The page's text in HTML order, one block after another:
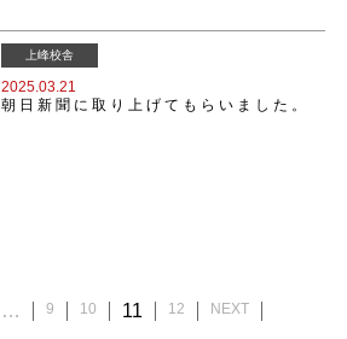
上峰校舎
2025.03.21
朝日新聞に取り上げてもらいました。
投
… 9 10 11 12 NEXT